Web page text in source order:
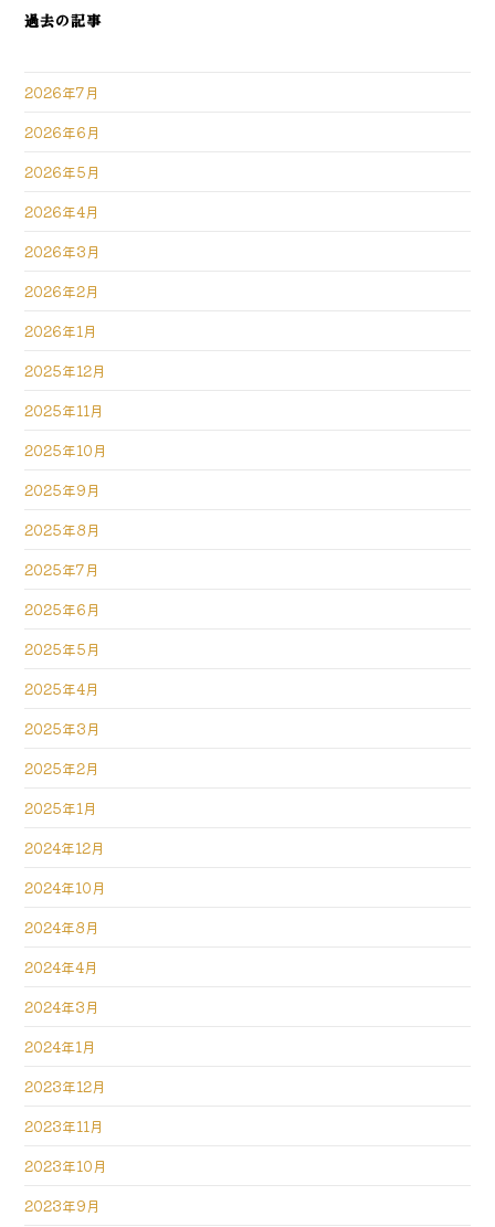
過去の記事
2026年7月
2026年6月
2026年5月
2026年4月
2026年3月
2026年2月
2026年1月
2025年12月
2025年11月
2025年10月
2025年9月
2025年8月
2025年7月
2025年6月
2025年5月
2025年4月
2025年3月
2025年2月
2025年1月
2024年12月
2024年10月
2024年8月
2024年4月
2024年3月
2024年1月
2023年12月
2023年11月
2023年10月
2023年9月